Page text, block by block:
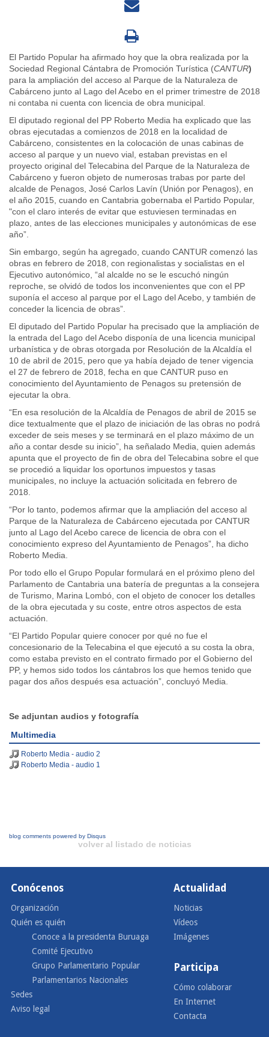
El Partido Popular ha afirmado hoy que la obra realizada por la
Sociedad Regional Cántabra de Promoción Turística (CANTUR)
para la ampliación del acceso al Parque de la Naturaleza de
Cabárceno junto al Lago del Acebo en el primer trimestre de 2018
ni contaba ni cuenta con licencia de obra municipal.
El diputado regional del PP Roberto Media ha explicado que las
obras ejecutadas a comienzos de 2018 en la localidad de
Cabárceno, consistentes en la colocación de unas cabinas de
acceso al parque y un nuevo vial, estaban previstas en el
proyecto original del Telecabina del Parque de la Naturaleza de
Cabárceno y fueron objeto de numerosas trabas por parte del
alcalde de Penagos, José Carlos Lavín (Unión por Penagos), en
el año 2015, cuando en Cantabria gobernaba el Partido Popular,
"con el claro interés de evitar que estuviesen terminadas en
plazo, antes de las elecciones municipales y autonómicas de ese
año”.
Sin embargo, según ha agregado, cuando CANTUR comenzó las
obras en febrero de 2018, con regionalistas y socialistas en el
Ejecutivo autonómico, “al alcalde no se le escuchó ningún
reproche, se olvidó de todos los inconvenientes que con el PP
suponía el acceso al parque por el Lago del Acebo, y también de
conceder la licencia de obras”.
El diputado del Partido Popular ha precisado que la ampliación de
la entrada del Lago del Acebo disponía de una licencia municipal
urbanística y de obras otorgada por Resolución de la Alcaldía el
10 de abril de 2015, pero que ya había dejado de tener vigencia
el 27 de febrero de 2018, fecha en que CANTUR puso en
conocimiento del Ayuntamiento de Penagos su pretensión de
ejecutar la obra.
“En esa resolución de la Alcaldía de Penagos de abril de 2015 se
dice textualmente que el plazo de iniciación de las obras no podrá
exceder de seis meses y se terminará en el plazo máximo de un
año a contar desde su inicio”, ha señalado Media, quien además
apunta que el proyecto de fin de obra del Telecabina sobre el que
se procedió a liquidar los oportunos impuestos y tasas
municipales, no incluye la actuación solicitada en febrero de
2018.
“Por lo tanto, podemos afirmar que la ampliación del acceso al
Parque de la Naturaleza de Cabárceno ejecutada por CANTUR
junto al Lago del Acebo carece de licencia de obra con el
conocimiento expreso del Ayuntamiento de Penagos”, ha dicho
Roberto Media.
Por todo ello el Grupo Popular formulará en el próximo pleno del
Parlamento de Cantabria una batería de preguntas a la consejera
de Turismo, Marina Lombó, con el objeto de conocer los detalles
de la obra ejecutada y su coste, entre otros aspectos de esta
actuación.
“El Partido Popular quiere conocer por qué no fue el
concesionario de la Telecabina el que ejecutó a su costa la obra,
como estaba previsto en el contrato firmado por el Gobierno del
PP, y hemos sido todos los cántabros los que hemos tenido que
pagar dos años después esa actuación”, concluyó Media.
Se adjuntan audios y fotografía
Multimedia
Roberto Media - audio 2
Roberto Media - audio 1
blog comments powered by Disqus
volver al listado de noticias
Conócenos
Organización
Quién es quién
Conoce a la presidenta Buruaga
Comité Ejecutivo
Grupo Parlamentario Popular
Parlamentarios Nacionales
Sedes
Aviso legal
Actualidad
Noticias
Vídeos
Imágenes
Participa
Cómo colaborar
En Internet
Contacta